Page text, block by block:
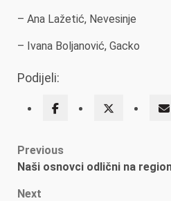
– Ana Lažetić, Nevesinje
– Ivana Boljanović, Gacko
Podijeli:
Post
Previous
Naši osnovci odlični na
Next